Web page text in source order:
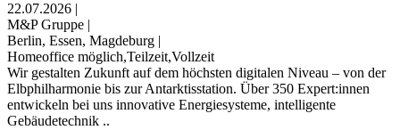
22.07.2026 |
M&P Gruppe |
Berlin, Essen, Magdeburg |
Homeoffice möglich,Teilzeit,Vollzeit
Wir gestalten Zukunft auf dem höchsten digitalen Niveau – von der
Elbphilharmonie bis zur Antarktisstation. Über 350 Expert:innen
entwickeln bei uns innovative Energiesysteme, intelligente
Gebäudetechnik ..